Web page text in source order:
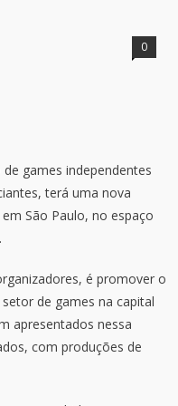
0
games independentes
terá uma nova
São Paulo, no espaço
é promover o
de games na capital
apresentados nessa
com produções de